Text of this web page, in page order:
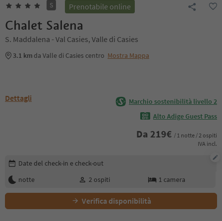
S Prenotabile online
Chalet Salena
S. Maddalena - Val Casies, Valle di Casies
3.1 km da Valle di Casies centro Mostra Mappa
Dettagli
Marchio sostenibilità livello 2
Alto Adige Guest Pass
Da 219€ / 1 notte / 2 ospiti
IVA incl.
Modifica i dettagli della prenotazione
Date del check-in e check-out
notte
2 ospiti 1 camera
Verifica disponibilità